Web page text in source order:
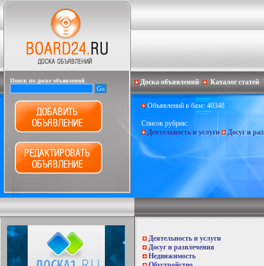
Поиск по доске объявлений Доска объявлений Каталог статей
Объявлений в базе: 40348
Список рубрик:
Деятельность и услуги
Досуг и
Деятельность и услуги
Досуг и развлечения
Недвижимость